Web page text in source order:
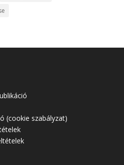
(cookie szabályzat)